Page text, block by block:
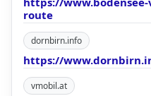
route
dornbirn.info
https://
vmobil.at